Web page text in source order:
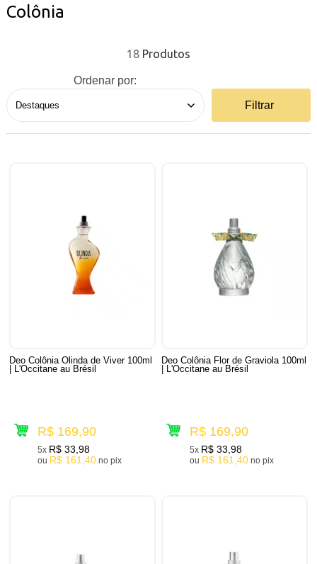
Colônia
18
Ordenar por:
Filtrar
Deo Colônia Olinda de Viver 100ml
| L'Occitane au Brésil
R$ 169,90
5x R$ 33,98
ou R$ 161,40 no pix
Deo Colônia Flor de Graviola 100ml
| L'Occitane au Brésil
R$ 169,90
5x R$ 33,98
ou R$ 161,40 no pix